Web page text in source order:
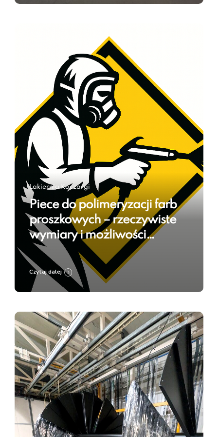
Lakiernia Koczargi
Piece do polimeryzacji farb
proszkowych – rzeczywiste
wymiary i możliwości
Lakierni Koczargi
Czytaj dalej